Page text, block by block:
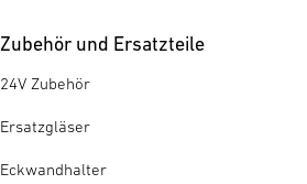
Zubehör und Ersatzteile
24V Zubehör
Ersatzgläser
Eckwandhalter